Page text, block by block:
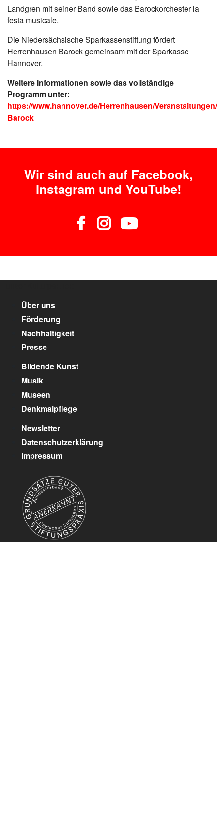
Landgren mit seiner Band sowie das Barockorchester la
festa musicale.
Die Niedersächsische Sparkassenstiftung fördert
Herrenhausen Barock gemeinsam mit der Sparkasse
Hannover.
Weitere Informationen sowie das vollständige
Programm unter:
https://www.hannover.de/Herrenhausen/
Barock
Wir sind auch auf Facebook,
Instagram und YouTube!
Über uns
Förderung
Nachhaltigkeit
Presse
Bildende Kunst
Musik
Museen
Denkmalpflege
Newsletter
Datenschutzerklärung
Impressum